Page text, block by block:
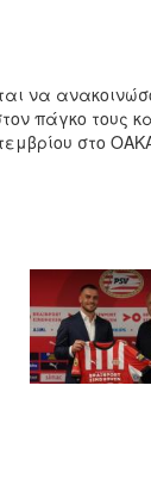
να
πάγκο τους
στο